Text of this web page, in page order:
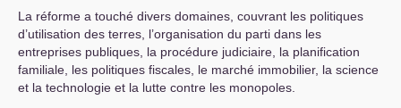
La réforme a touché divers domaines, couvrant les politiques
d’utilisation des terres, l’organisation du parti dans les
entreprises publiques, la procédure judiciaire, la planification
familiale, les politiques fiscales, le marché immobilier, la science
et la technologie et la lutte contre les monopoles.